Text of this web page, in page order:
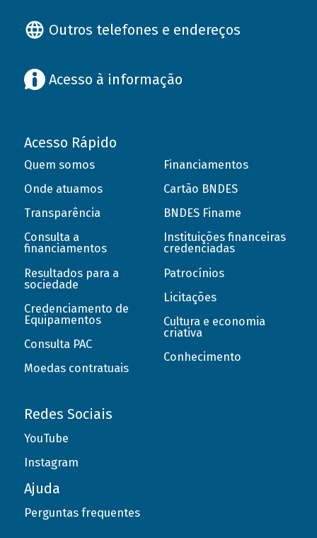
Outros telefones e endereços
Acesso à informação
Acesso Rápido
Quem somos
Onde atuamos
Transparência
Consulta a
financiamentos
Resultados para a
sociedade
Credenciamento de
Equipamentos
Consulta PAC
Moedas contratuais
Financiamentos
Cartão BNDES
BNDES Finame
Instituições financeiras
credenciadas
Patrocínios
Licitações
Cultura e economia
criativa
Conhecimento
Redes Sociais
YouTube
Instagram
Ajuda
Perguntas frequentes